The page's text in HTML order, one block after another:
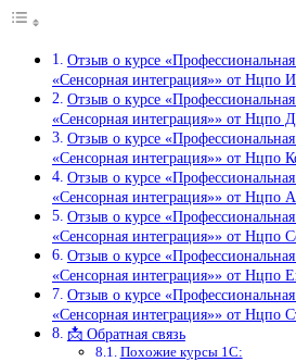
Отзыв о курсе
«Сенсорная интеграция»» от Нцпо
Отзыв о курсе
«Сенсорная интеграция»» от Нцпо
Отзыв о курсе
«Сенсорная интеграция»» от Нцпо
Отзыв о курсе
«Сенсорная интеграция»» от Нцпо
Отзыв о курсе
«Сенсорная интеграция»» от Нцпо
Отзыв о курсе
«Сенсорная интеграция»» от Нцпо
Отзыв о курсе
«Сенсорная интеграция»» от Нцпо
📩 Обратная связь
Похожие курсы 1С: